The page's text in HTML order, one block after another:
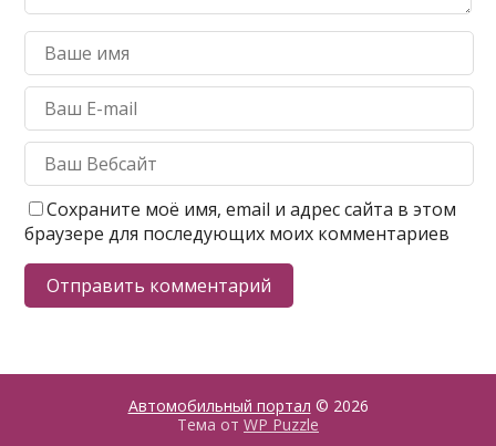
Сохраните моё имя, email и адрес сайта в этом
браузере для последующих моих комментариев
Автомобильный портал © 2026
Тема от WP Puzzle